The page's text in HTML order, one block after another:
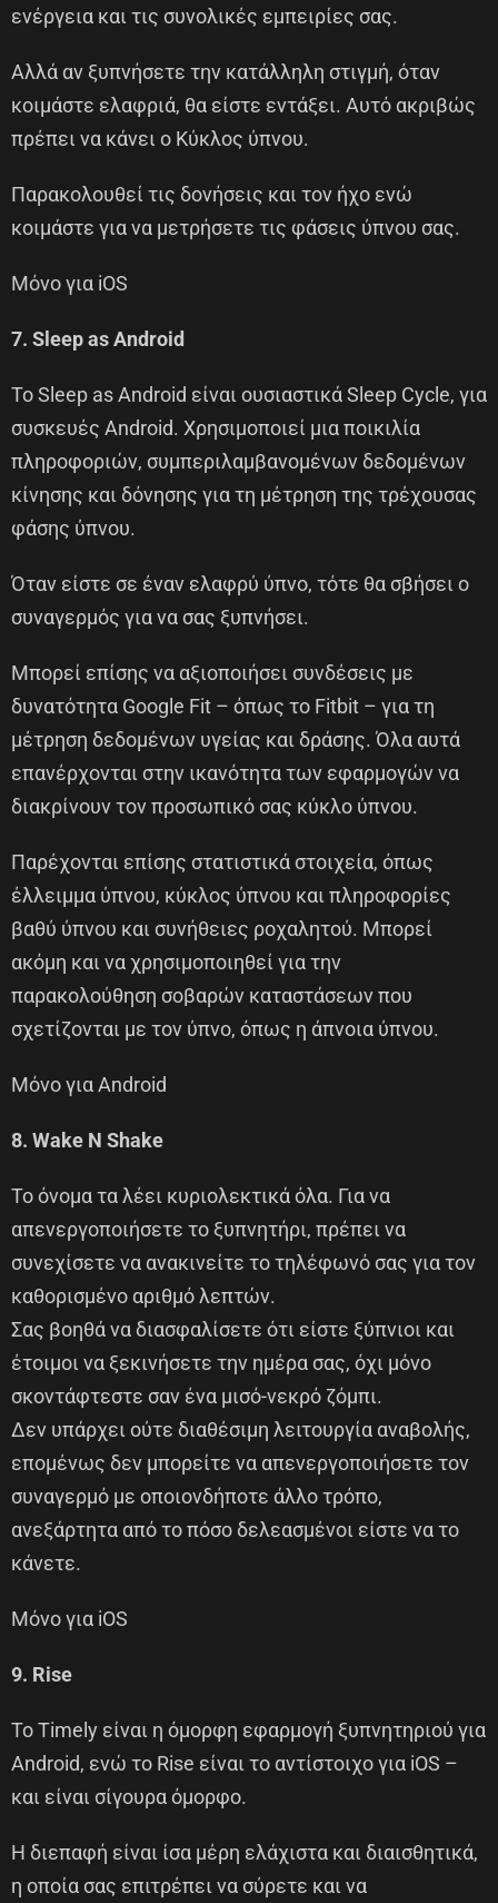
ενέργεια και τις συνολικές εμπειρίες σας.
Αλλά αν ξυπνήσετε την κατάλληλη στιγμή, όταν
κοιμάστε ελαφριά, θα είστε εντάξει. Αυτό ακριβώς
πρέπει να κάνει ο Κύκλος ύπνου.
Παρακολουθεί τις δονήσεις και τον ήχο ενώ
κοιμάστε για να μετρήσετε τις φάσεις ύπνου σας.
Μόνο για iOS
7. Sleep as Android
Το Sleep as Android είναι ουσιαστικά Sleep Cycle, για
συσκευές Android. Χρησιμοποιεί μια ποικιλία
πληροφοριών, συμπεριλαμβανομένων δεδομένων
κίνησης και δόνησης για τη μέτρηση της τρέχουσας
φάσης ύπνου.
Όταν είστε σε έναν ελαφρύ ύπνο, τότε θα σβήσει ο
συναγερμός για να σας ξυπνήσει.
Μπορεί επίσης να αξιοποιήσει συνδέσεις με
δυνατότητα Google Fit – όπως το Fitbit – για τη
μέτρηση δεδομένων υγείας και δράσης. Όλα αυτά
επανέρχονται στην ικανότητα των εφαρμογών να
διακρίνουν τον προσωπικό σας κύκλο ύπνου.
Παρέχονται επίσης στατιστικά στοιχεία, όπως
έλλειμμα ύπνου, κύκλος ύπνου και πληροφορίες
βαθύ ύπνου και συνήθειες ροχαλητού. Μπορεί
ακόμη και να χρησιμοποιηθεί για την
παρακολούθηση σοβαρών καταστάσεων που
σχετίζονται με τον ύπνο, όπως η άπνοια ύπνου.
Μόνο για Android
8. Wake N Shake
Το όνομα τα λέει κυριολεκτικά όλα. Για να
απενεργοποιήσετε το ξυπνητήρι, πρέπει να
συνεχίσετε να ανακινείτε το τηλέφωνό σας για τον
καθορισμένο αριθμό λεπτών.
Σας βοηθά να διασφαλίσετε ότι είστε ξύπνιοι και
έτοιμοι να ξεκινήσετε την ημέρα σας, όχι μόνο
σκοντάφτεστε σαν ένα μισό-νεκρό ζόμπι.
Δεν υπάρχει ούτε διαθέσιμη λειτουργία αναβολής,
επομένως δεν μπορείτε να απενεργοποιήσετε τον
συναγερμό με οποιονδήποτε άλλο τρόπο,
ανεξάρτητα από το πόσο δελεασμένοι είστε να το
κάνετε.
Μόνο για iOS
9. Rise
Το Timely είναι η όμορφη εφαρμογή ξυπνητηριού για
Android, ενώ το Rise είναι το αντίστοιχο για iOS –
και είναι σίγουρα όμορφο.
Η διεπαφή είναι ίσα μέρη ελάχιστα και διαισθητικά,
η οποία σας επιτρέπει να σύρετε και να